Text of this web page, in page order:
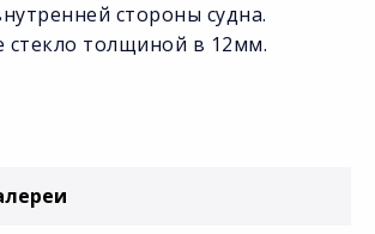
стороны судна.
толщиной в 12мм.